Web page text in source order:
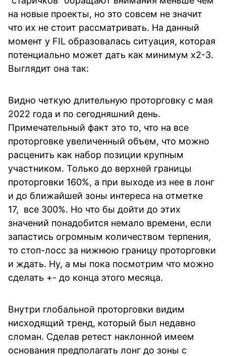
на новые проекты, но это совсем не значит
что их не стоит рассматривать. На данный
момент у FIL образовалась ситуация, которая
потенциально может дать как минимум х2-3.
Выглядит она так:
Видно четкую длительную проторговку с мая
2022 года и по сегодняшний день.
Примечательный факт это то, что на все
проторговке увеличенный объем, что можно
расценить как набор позиции крупным
участником. Только до верхней границы
проторговки 160%, а при выходе из нее в лонг
и до ближайшей зоны интереса на отметке
17, все 300%. Но что бы дойти до этих
значений понадобится немало времени, если
запастись огромным количеством терпения,
то стоп-лосс за нижнюю границу проторговки
и ждать. Ну, а мы пока посмотрим что можно
сделать +- до конца этого месяца.
Внутри глобальной проторговки видим
нисходящий тренд, который был недавно
сломан. Сделав ретест наклонной имеем
основания предполагать лонг до зоны с